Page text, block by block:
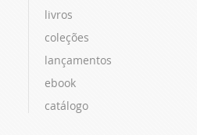
livros
coleções
lançamentos
ebook
catálogo